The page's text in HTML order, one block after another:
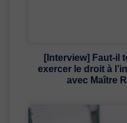
[Interview] Faut-il
exercer le droit à
avec Maître